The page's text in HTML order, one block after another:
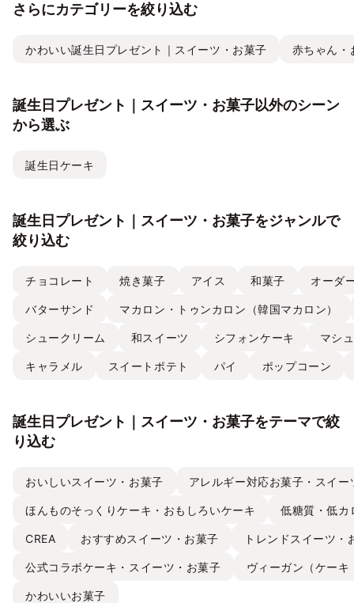
さらにカテゴリーを絞り込む
かわいい誕生日プレゼント｜スイーツ・お菓子 赤ちゃん・
誕生日プレゼント｜スイーツ・お菓子以外のシーン
から選ぶ
誕生日ケーキ
誕生日プレゼント｜スイーツ・お菓子をジャンルで
絞り込む
チョコレート 焼き菓子 アイス 和菓子 オーダ
バターサンド マカロン・トゥンカロン（韓国マカロン）
シュークリーム 和スイーツ シフォンケーキ マシ
キャラメル スイートポテト パイ ポップコーン
誕生日プレゼント｜スイーツ・お菓子をテーマで絞
り込む
おいしいスイーツ・お菓子 アレルギー対応お菓子・スイー
ほんものそっくりケーキ・おもしろいケーキ 低糖質・低カ
CREA おすすめスイーツ・お菓子 トレンドスイーツ・
公式コラボケーキ・スイーツ・お菓子 ヴィーガン（ケー
かわいいお菓子